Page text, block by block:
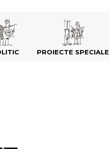
PROIECTE SPECIALE